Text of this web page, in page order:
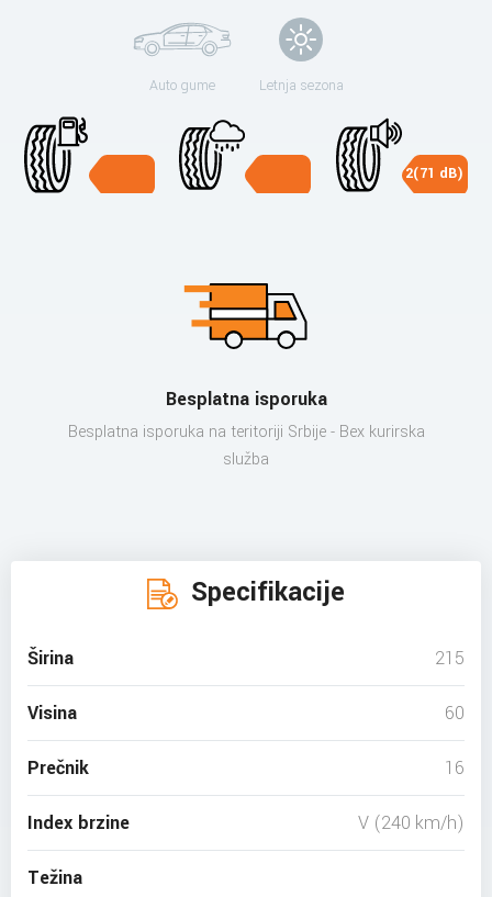
Auto gume Letnja sezona
2(71 dB)
Besplatna isporuka
Besplatna isporuka na teritoriji Srbije - Bex kurirska
služba
Specifikacije
Širina 215
Visina 60
Prečnik 16
Index brzine V (240 km/h)
Težina